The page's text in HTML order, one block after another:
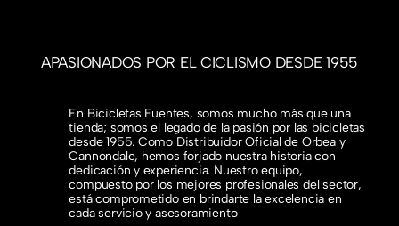
APASIONADOS POR EL CICLISMO DESDE 1955
En Bicicletas Fuentes, somos mucho más que una
tienda; somos el legado de la pasión por las bicicletas
desde 1955. Como Distribuidor Oficial de Orbea y
Cannondale, hemos forjado nuestra historia con
dedicación y experiencia. Nuestro equipo,
compuesto por los mejores profesionales del sector,
está comprometido en brindarte la excelencia en
cada servicio y asesoramiento